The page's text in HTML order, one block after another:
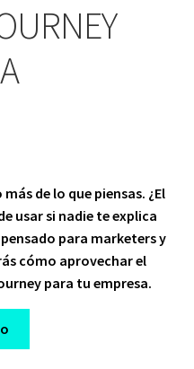
de lo que piensas. ¿El
usar si nadie te explica
para marketers y
cómo aprovechar el
para tu empresa.